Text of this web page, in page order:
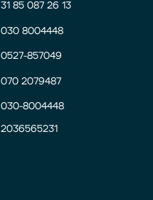
31 85 087 26 13
030 8004448
0527-857049
070 2079487
030-8004448
2036565231